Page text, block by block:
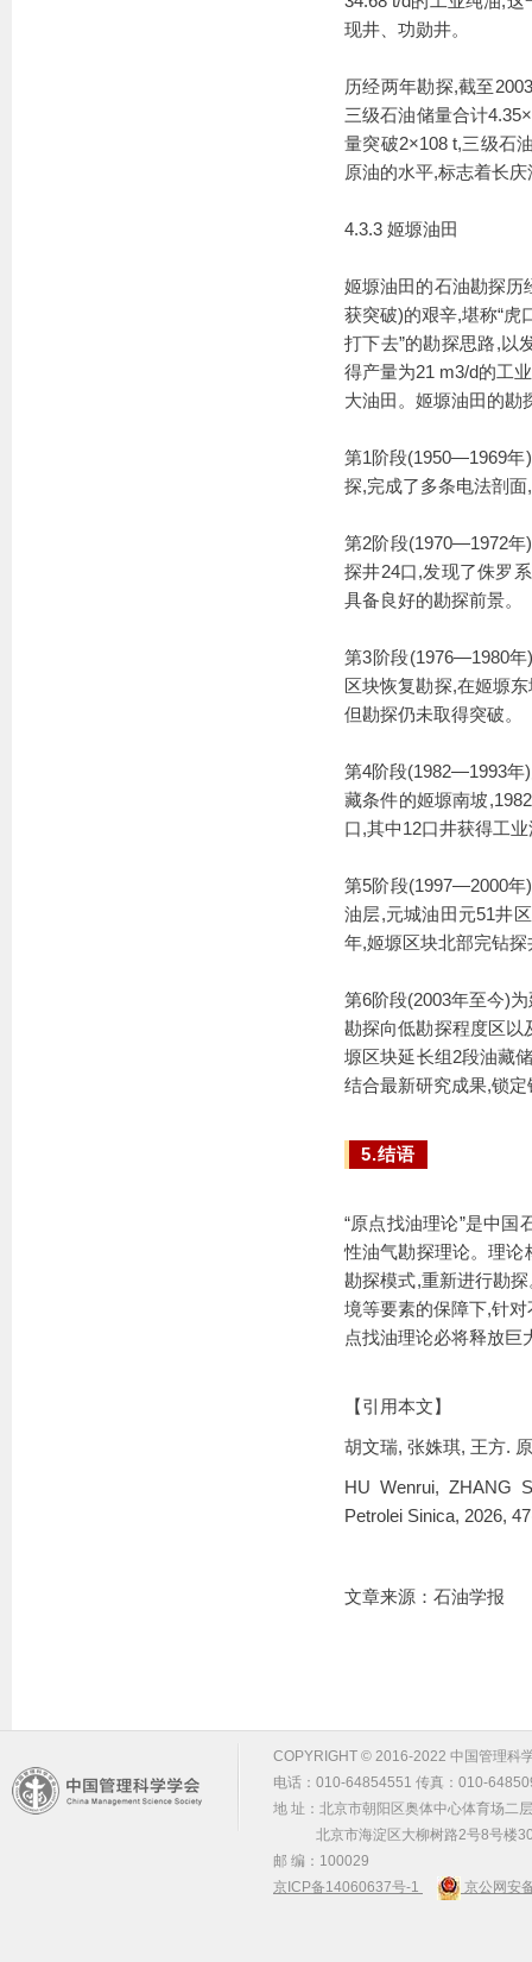
现井、功勋井。
历经两年勘探,截至
三级石油储量合计
量突破2×108 t,三级石
原油的水平,标志着长
4.3.3 姬塬油田
姬塬油田的石油勘探历
获突破)的艰辛,堪称“虎
打下去”的勘探思路,以
得产量为21 m3/d的工
大油田。姬塬油田的勘
第1阶段(1950—1969年
探,完成了多条电法剖
第2阶段(1970—1972年
探井24口,发现了侏罗
具备良好的勘探前景。
第3阶段(1976—1980
区块恢复勘探,在姬塬
但勘探仍未取得突破。
第4阶段(1982—1993年
藏条件的姬塬南坡
口,其中12口井获得工
第5阶段(1997—2000年
油层,元城油田元51井
年,姬塬区块北部完钻
第6阶段(2003年至今)
勘探向低勘探程度区以
塬区块延长组2段油藏
结合最新研究成果,锁
5.结语
“原点找油理论”是中
性油气勘探理论。理论
勘探模式,重新进行勘
境等要素的保障下,针
点找油理论必将释放巨
【引用本文】
胡文瑞, 张姝琪, 王方.
HU Wenrui, ZHANG
Petrolei Sinica, 2026,
文章来源：石油学报
COPYRIGHT © 2016-2022 中国管理科
电话：010-64854551 传真：010-
地 址：北京市朝阳区奥体中心体育场二
北京市海淀区大柳树路2号8号楼
邮 编：100029
京ICP备14060637号-1
京公网安